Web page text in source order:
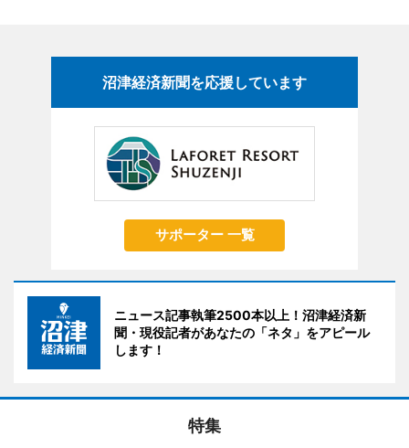
沼津経済新聞を応援しています
サポーター 一覧
ニュース記事執筆2500本以上！沼津経済新
聞・現役記者があなたの「ネタ」をアピール
します！
特集